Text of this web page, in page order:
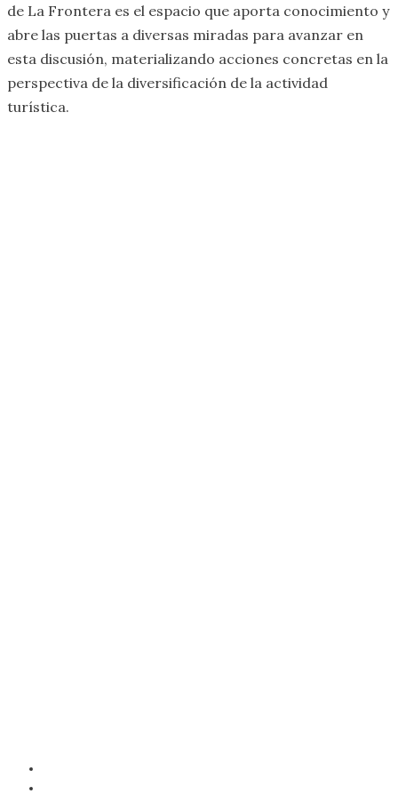
de La Frontera es el espacio que aporta conocimiento y
abre las puertas a diversas miradas para avanzar en
esta discusión, materializando acciones concretas en la
perspectiva de la diversificación de la actividad
turística.